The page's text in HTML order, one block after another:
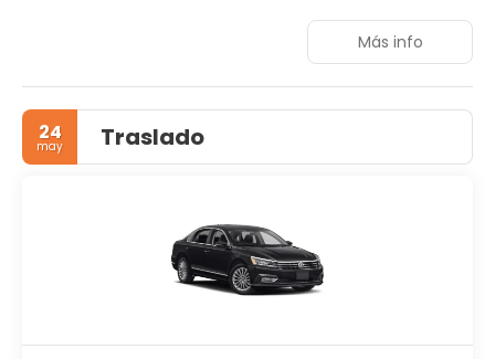
habitaciones con aire acondicionado, nevera y amplios
almuerzos y cenas con especialidades típicas. El Club
Esse Cala Bitta se encuentra cerca de la carretera SP 59,
que te llevará a Porto Cervo en menos de 25 minutos.
Más info
24
may Traslado